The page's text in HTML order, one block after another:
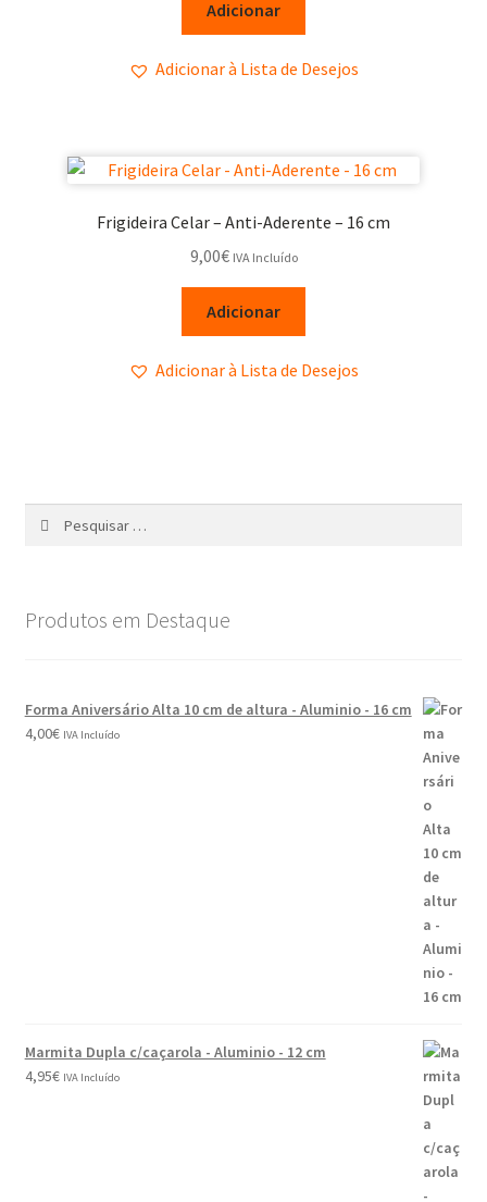
Adicionar
Adicionar à Lista de Desejos
Frigideira Celar – Anti-Aderente – 16 cm
9,00€ IVA Incluído
Adicionar
Adicionar à Lista de Desejos
Produtos em Destaque
Forma Aniversário Alta 10 cm de altura - Aluminio - 16 cm
4,00€ IVA Incluído
Marmita Dupla c/caçarola - Aluminio - 12 cm
4,95€ IVA Incluído